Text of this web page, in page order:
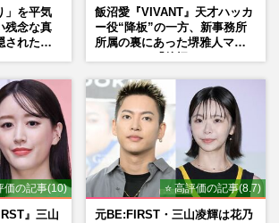
」を平気
残念な真
された添
飯沼愛『VIVANT』天才ハッカ
ー役“降板”の一方、新事務所
所属の裏にあった堺雅人マネ
価の記事(10)
』三山
⭐ 高評価の記事(8.7)
元BE:FIRST・三山凌輝は花乃